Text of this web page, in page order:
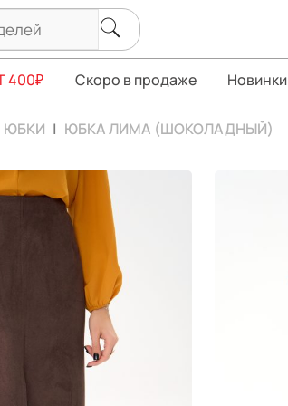
400₽ Скоро в продаже Новинки
ЮБКИ ЮБКА ЛИМА (ШОКОЛАДНЫЙ)